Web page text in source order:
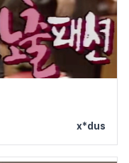
x*dus